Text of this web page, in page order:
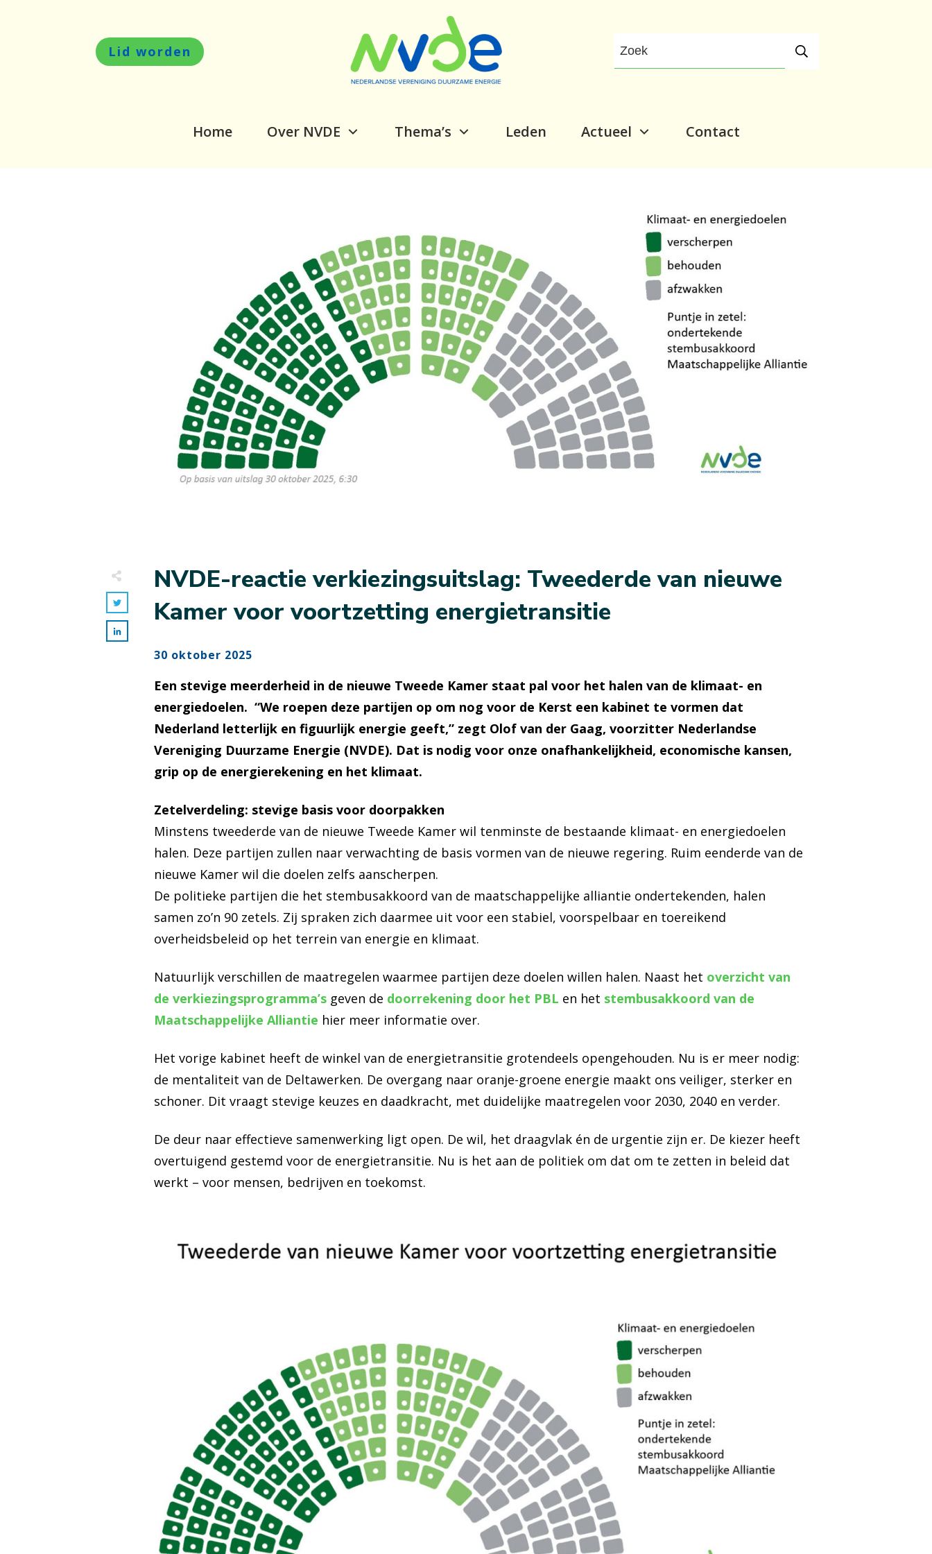
Lid worden
Home Over NVDE Thema’s Leden Actueel Contact
NVDE-reactie verkiezingsuitslag: Tweederde van nieuwe
Kamer voor voortzetting energietransitie
30 oktober 2025
Een stevige meerderheid in de nieuwe Tweede Kamer staat pal voor het halen van de klimaat- en
energiedoelen. “We roepen deze partijen op om nog voor de Kerst een kabinet te vormen dat
Nederland letterlijk en figuurlijk energie geeft,” zegt Olof van der Gaag, voorzitter Nederlandse
Vereniging Duurzame Energie (NVDE). Dat is nodig voor onze onafhankelijkheid, economische kansen,
grip op de energierekening en het klimaat.
Zetelverdeling: stevige basis voor doorpakken
Minstens tweederde van de nieuwe Tweede Kamer wil tenminste de bestaande klimaat- en energiedoelen
halen. Deze partijen zullen naar verwachting de basis vormen van de nieuwe regering. Ruim eenderde van de
nieuwe Kamer wil die doelen zelfs aanscherpen.
De politieke partijen die het stembusakkoord van de maatschappelijke alliantie ondertekenden, halen
samen zo’n 90 zetels. Zij spraken zich daarmee uit voor een stabiel, voorspelbaar en toereikend
overheidsbeleid op het terrein van energie en klimaat.
Natuurlijk verschillen de maatregelen waarmee partijen deze doelen willen halen. Naast het overzicht van
de verkiezingsprogramma’s geven de doorrekening door het PBL en het stembusakkoord van de
Maatschappelijke Alliantie hier meer informatie over.
Het vorige kabinet heeft de winkel van de energietransitie grotendeels opengehouden. Nu is er meer nodig:
de mentaliteit van de Deltawerken. De overgang naar oranje-groene energie maakt ons veiliger, sterker en
schoner. Dit vraagt stevige keuzes en daadkracht, met duidelijke maatregelen voor 2030, 2040 en verder.
De deur naar effectieve samenwerking ligt open. De wil, het draagvlak én de urgentie zijn er. De kiezer heeft
overtuigend gestemd voor de energietransitie. Nu is het aan de politiek om dat om te zetten in beleid dat
werkt – voor mensen, bedrijven en toekomst.